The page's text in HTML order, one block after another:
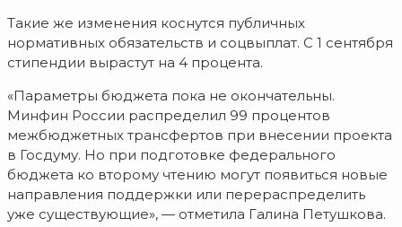
Такие же изменения коснутся публичных
нормативных обязательств и соцвыплат. С 1 сентября
стипендии вырастут на 4 процента.
«Параметры бюджета пока не окончательны.
Минфин России распределил 99 процентов
межбюджетных трансфертов при внесении проекта
в Госдуму. Но при подготовке федерального
бюджета ко второму чтению могут появиться новые
направления поддержки или перераспределить
уже существующие», — отметила Галина Петушкова.